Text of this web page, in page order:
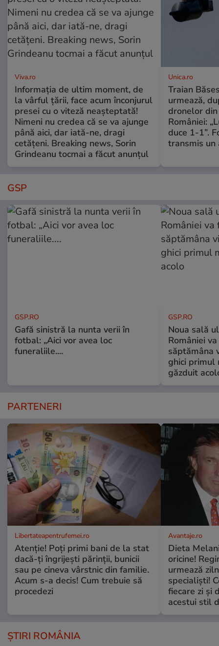
Viva.ro
Informația de ultim moment, de
la vârful țării, face acum înconjurul
presei cu o viteză neașteptată!
Nimeni nu credea că se va ajunge
până aici, dar iată-ne, dragi
cetățeni. Breaking news, Sorin
Grindeanu tocmai a făcut anunțul
Unica.ro
Traian
urmează,
dronelor
României:
duce 1-1”.
transmis un
GSP
GSP.RO
Gafă sinistră la nunta verii în
fotbal: „Aici vor avea loc
funeraliile....
GSP.RO
Noua sală
României
săptămâna
ghici primul
găzduit
PARTENERI
Libertateapentrufemei.ro
Atenție! Poți primi bani de la stat
dacă-ți îngrijești părinții, bunicii
sau pe cineva vârstnic din familie.
Acum s-a decis! Cum trebuie să
procedezi
Avantaje.ro
Dieta
oricine!
urmează
specialiști!
fiecare zi și
acestui stil
ȘTIRI ROMÂNIA